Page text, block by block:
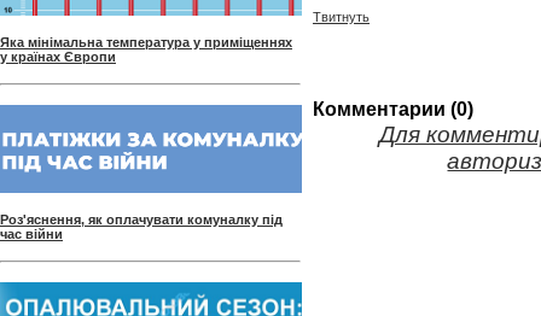
Яка мінімальна температура у приміщеннях
у країнах Європи
Роз'яснення, як оплачувати комуналку під
час війни
Твитнуть
Комментарии (0)
Для